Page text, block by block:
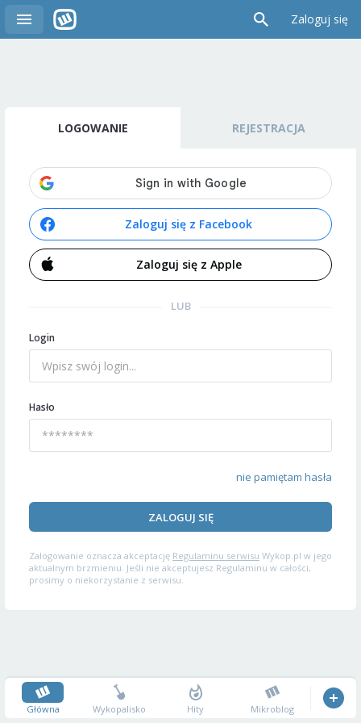
Zaloguj się
LOGOWANIE REJESTRACJA
Zaloguj się z Facebook
Zaloguj się z Apple
LUB
Login
Hasło
nie pamiętam hasła
ZALOGUJ SIĘ
Zalogowanie oznacza akceptację Regulaminu serwisu Wykop.pl w jego
aktualnym brzmieniu. Jeśli nie akceptujesz Regulaminu w całości,
prosimy o niekorzystanie z serwisu.
Główna Wykopalisko Hity Mikroblog